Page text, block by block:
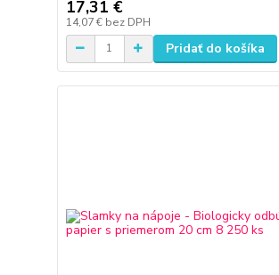
17,31 €
14,07 € bez DPH
Pridať do košíka